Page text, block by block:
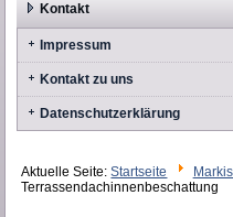
Kontakt
Impressum
Kontakt zu uns
Datenschutzerklärung
Aktuelle Seite:Startseite
Terrassendachinnenbeschattung